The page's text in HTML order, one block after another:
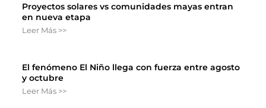
Proyectos solares vs comunidades mayas entran
en nueva etapa
Leer Más >>
El fenómeno El Niño llega con fuerza entre agosto
y octubre
Leer Más >>